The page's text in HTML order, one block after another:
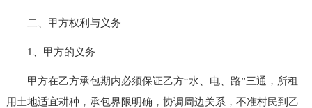
二、甲方权利与义务
1、甲方的义务
甲方在乙方承包期内必须保证乙方“水、电、路”三通，所租
用土地适宜耕种，承包界限明确，协调周边关系，不准村民到乙